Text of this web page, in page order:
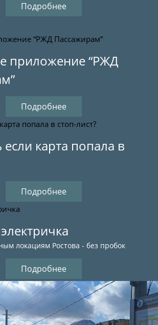
Подробнее
приложение “РЖД
Подробнее
если карта попала в
Подробнее
локациям Ростова - без пробок
Подробнее